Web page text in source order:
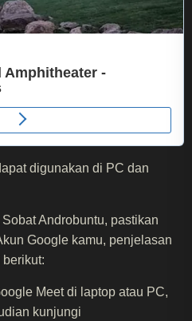
digunakan di PC dan
Androbuntu, pastikan
Google kamu, penjelasan
Meet di laptop atau PC,
kunjungi